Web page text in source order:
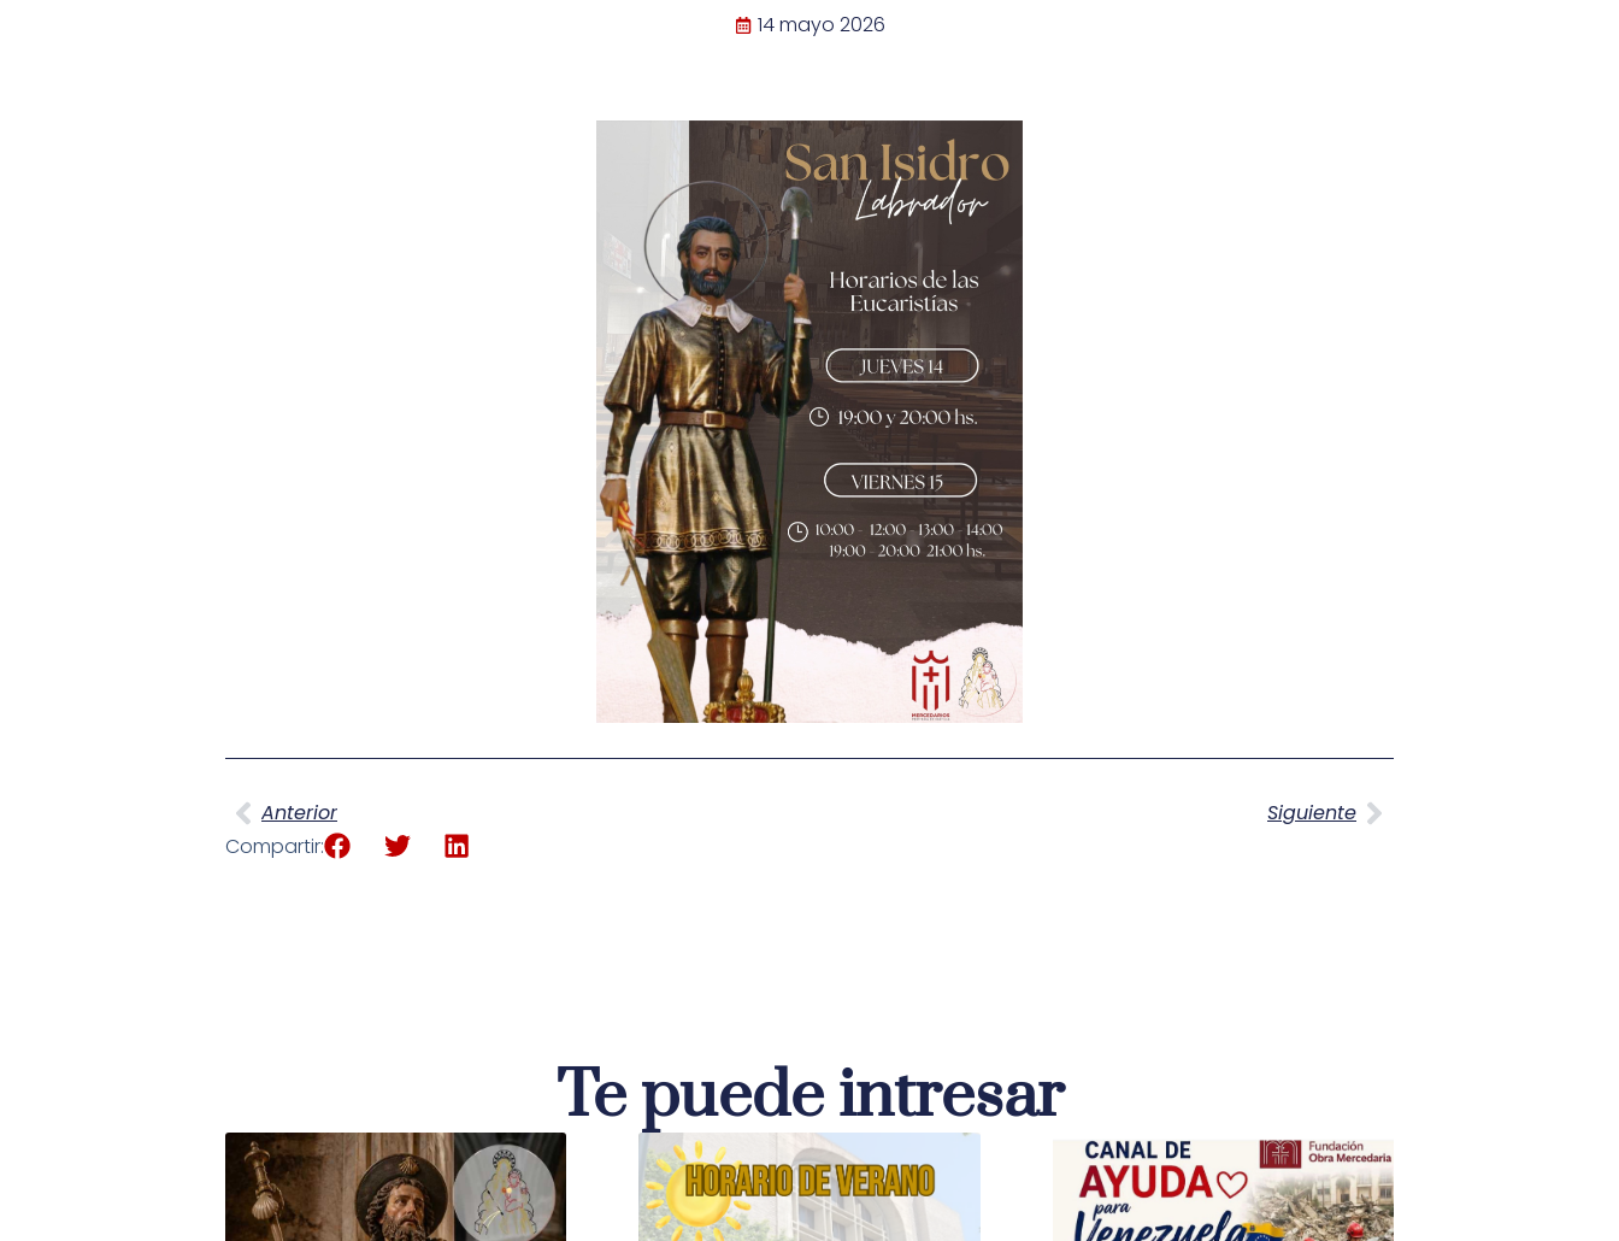
14 mayo 2026
Anterior
Siguiente
Compartir:
Te puede intresar